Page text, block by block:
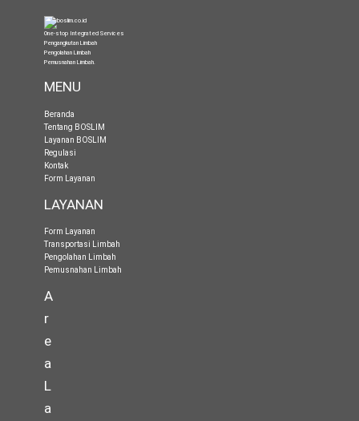
One-stop Integrated Services
Pengangkutan Limbah
Pengolahan Limbah
Pemusnahan Limbah.
MENU
Beranda
Tentang BOSLIM
Layanan BOSLIM
Regulasi
Kontak
Form Layanan
LAYANAN
Form Layanan
Transportasi Limbah
Pengolahan Limbah
Pemusnahan Limbah
A
r
e
a
L
a